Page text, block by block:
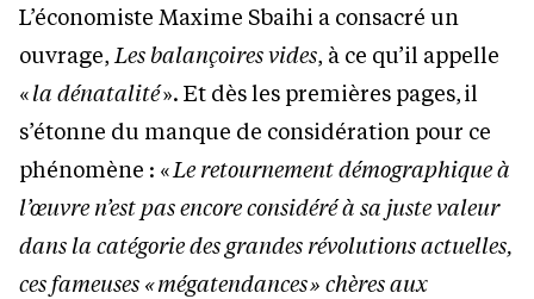
L’économiste Maxime Sbaihi a consacré un
ouvrage,Les balançoires vides, à ce qu’il appelle
«la dénatalité». Et dès les premières pages, il
s’étonne du manque de considération pour ce
phénomène : «Le retournement démographique à
l’œuvre n’est pas encore considéré à sa juste valeur
dans la catégorie des grandes révolutions actuelles,
ces fameuses « mégatendances » chères aux